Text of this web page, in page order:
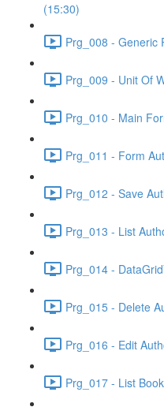
(15:30)
Prg_008 - Generic
Prg_009 - Unit Of
Prg_010 - Main
Prg_011 - Form
Prg_012 - Save
Prg_013 - List
Prg_014 -
Prg_015 - Delete
Prg_016 - Edit
Prg_017 - List